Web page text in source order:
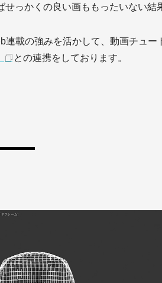
せっかくの良い画ももったいない結
連載の強みを活かして、動画チュー
との連携をしております。